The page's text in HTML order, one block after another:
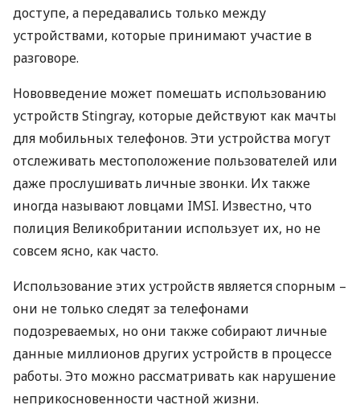
доступе, а передавались только между
устройствами, которые принимают участие в
разговоре.
Нововведение может помешать использованию
устройств Stingray, которые действуют как мачты
для мобильных телефонов. Эти устройства могут
отслеживать местоположение пользователей или
даже прослушивать личные звонки. Их также
иногда называют ловцами IMSI. Известно, что
полиция Великобритании использует их, но не
совсем ясно, как часто.
Использование этих устройств является спорным –
они не только следят за телефонами
подозреваемых, но они также собирают личные
данные миллионов других устройств в процессе
работы. Это можно рассматривать как нарушение
неприкосновенности частной жизни.